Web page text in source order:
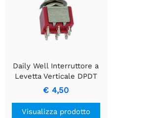
Daily Well Interruttore a
Levetta Verticale DPDT
On-Off-On - Tipo PCB
€ 4,50
Visualizza prodotto